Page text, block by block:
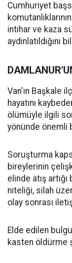
Cumhuriyet
intihar ve kaza
aydınlatıldığını
Van'ın Başkale
hayatını
ölümüyle ilgili
yönünde önemli
Soruşturma
bireylerinin
elinde atış
niteliği, silah
olay sonrası
Elde edilen
kasten öldürme